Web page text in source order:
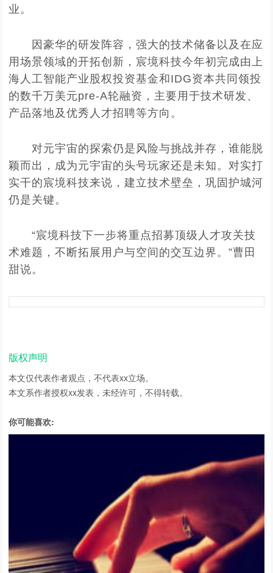
业。
因豪华的研发阵容，强大的技术储备以及在应
用场景领域的开拓创新，宸境科技今年初完成由上
海人工智能产业股权投资基金和IDG资本共同领投
的数千万美元pre-A轮融资，主要用于技术研发、
产品落地及优秀人才招聘等方向。
对元宇宙的探索仍是风险与挑战并存，谁能脱
颖而出，成为元宇宙的头号玩家还是未知。对实打
实干的宸境科技来说，建立技术壁垒，巩固护城河
仍是关键。
“宸境科技下一步将重点招募顶级人才攻关技
术难题，不断拓展用户与空间的交互边界。”曹田
甜说。
版权声明
本文仅代表作者观点，不代表xx立场。
本文系作者授权xx发表，未经许可，不得转载。
你可能喜欢: